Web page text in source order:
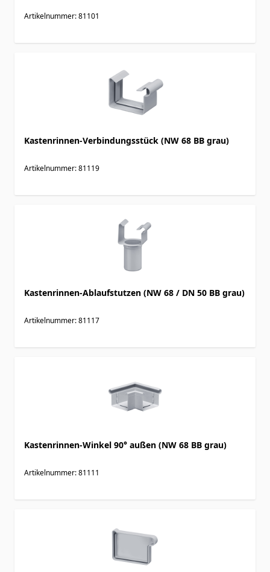
Artikelnummer: 81101
Kastenrinnen-Verbindungsstück (NW 68 BB grau)
Artikelnummer: 81119
Kastenrinnen-Ablaufstutzen (NW 68 / DN 50 BB grau)
Artikelnummer: 81117
Kastenrinnen-Winkel 90° außen (NW 68 BB grau)
Artikelnummer: 81111